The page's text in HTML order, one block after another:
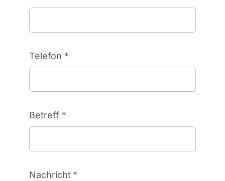
Telefon *
Betreff *
Nachricht *